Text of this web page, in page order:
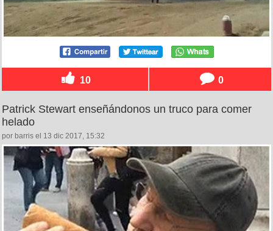
10 0
Patrick Stewart enseñándonos un truco para comer
helado
por barris el 13 dic 2017, 15:32